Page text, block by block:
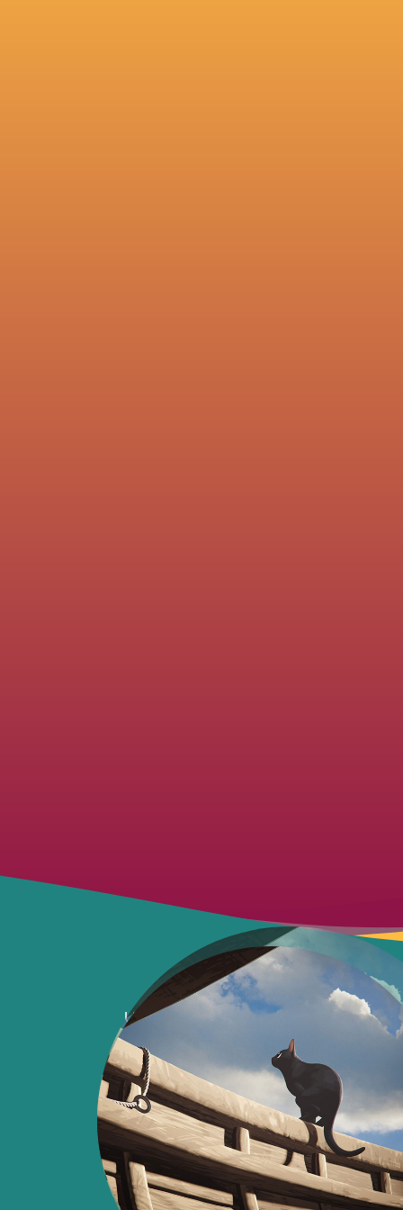
Un chat se réveille dans un univers
vie humaine semble avoir disparu.
bateau avec un groupe d’autres
avec eux s’avère un défi
surmonter sa peur de l’eau !
apprendre à surmonter leurs
nouveau monde qui s’impose à eux.